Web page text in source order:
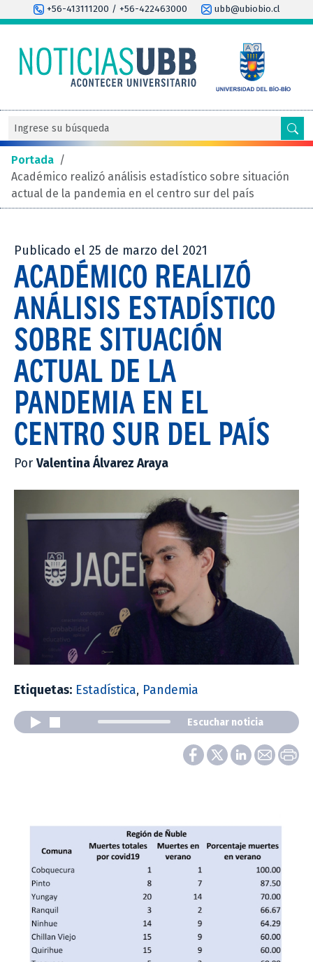
+56-413111200 / +56-422463000 ubb@ubiobio.cl
Portada /
Académico realizó análisis estadístico sobre situación
actual de la pandemia en el centro sur del país
Publicado el 25 de marzo del 2021
ACADÉMICO REALIZÓ
ANÁLISIS ESTADÍSTICO
SOBRE SITUACIÓN
ACTUAL DE LA
PANDEMIA EN EL
CENTRO SUR DEL PAÍS
PorValentina Álvarez Araya
Etiquetas: Estadística, Pandemia
Escuchar noticia